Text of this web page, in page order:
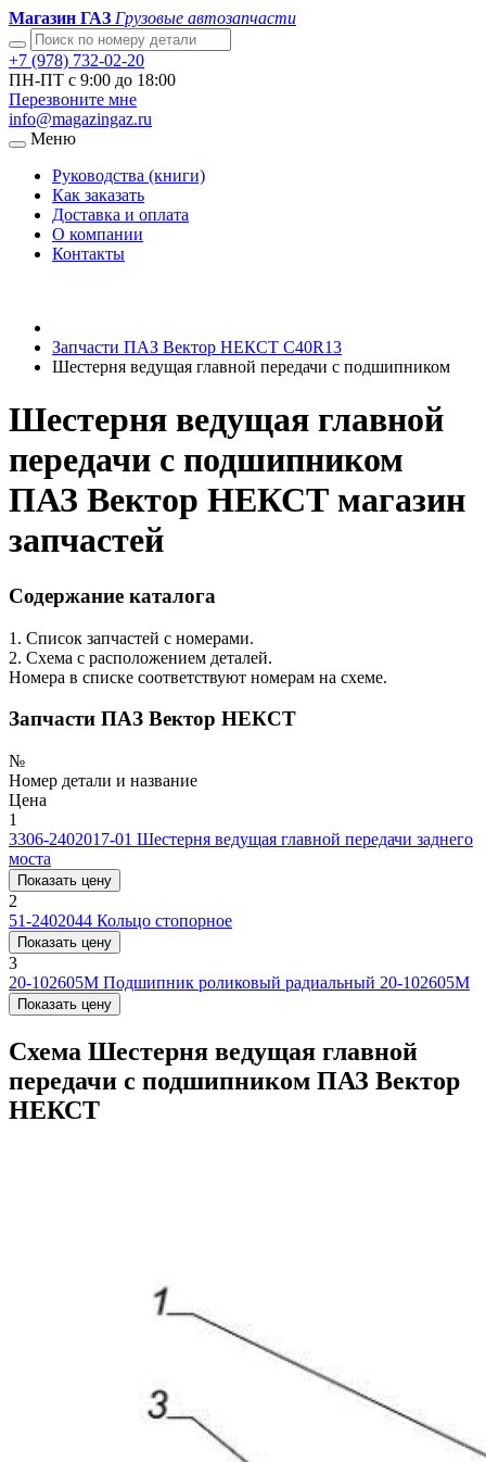
Магазин ГАЗ Грузовые автозапчасти
+7 (978) 732-02-20
ПН-ПТ с 9:00 до 18:00
Перезвоните мне
info@magazingaz.ru
Меню
Руководства (книги)
Как заказать
Доставка и оплата
О компании
Контакты
Запчасти ПАЗ Вектор НЕКСТ С40R13
Шестерня ведущая главной передачи с подшипником
Шестерня ведущая главной
передачи с подшипником
ПАЗ Вектор НЕКСТ магазин
запчастей
Содержание каталога
1. Список запчастей с номерами.
2. Схема с расположением деталей.
Номера в списке соответствуют номерам на схеме.
Запчасти ПАЗ Вектор НЕКСТ
№
Номер детали и название
Цена
1
3306-2402017-01 Шестерня ведущая главной передачи заднего
моста
Показать цену
2
51-2402044 Кольцо стопорное
Показать цену
3
20-102605М Подшипник роликовый радиальный 20-102605М
Показать цену
Схема Шестерня ведущая главной
передачи с подшипником ПАЗ Вектор
НЕКСТ